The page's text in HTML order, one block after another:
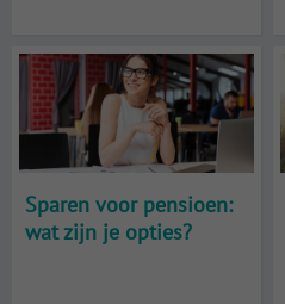
Sparen voor pensioen:
wat zijn je opties?